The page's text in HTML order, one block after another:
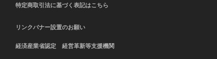
特定商取引法に基づく表記はこちら
リンクバナー設置のお願い
経済産業省認定 経営革新等支援機関